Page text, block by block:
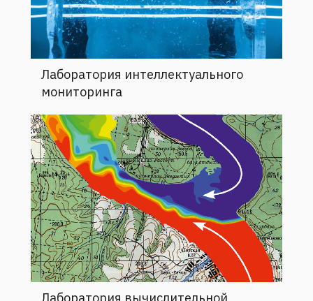
Лаборатория интеллектуального
мониторинга
Лаборатория вычислительной